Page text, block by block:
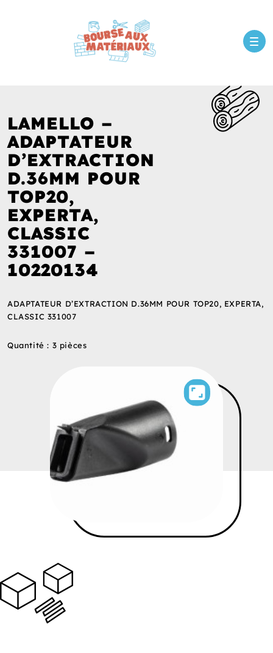
LAMELLO –
ADAPTATEUR
D’EXTRACTION
D.36MM POUR
TOP20,
EXPERTA,
CLASSIC
331007 –
10220134
ADAPTATEUR D’EXTRACTION D.36MM POUR TOP20, EXPERTA,
CLASSIC 331007
Quantité : 3 pièces